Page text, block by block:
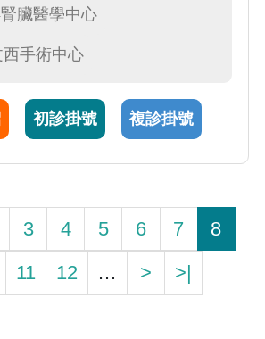
溝疝氣修補、陰囊積水切除、輸
視鏡膀胱碎石、輸尿管鏡檢
臟醫學中心
手術中心
初診掛號 複診掛號
3 4 5 6 7
8
11 12 … > >|